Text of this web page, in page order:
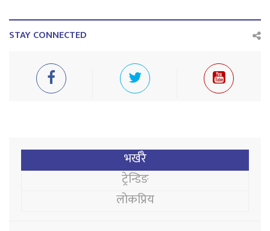
STAY CONNECTED
भर्खरै
ट्रेन्डिङ
लोकप्रिय